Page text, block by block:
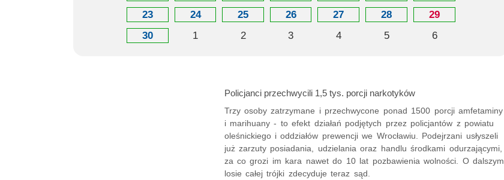
23
24 25 26 27 28
29
30
1 2 3 4 5 6
Policjanci przechwycili 1,5 tys. porcji narkotyków
Trzy osoby zatrzymane i przechwycone ponad 1500 porcji amfetaminy
i marihuany - to efekt działań podjętych przez policjantów z powiatu
oleśnickiego i oddziałów prewencji we Wrocławiu. Podejrzani usłyszeli
już zarzuty posiadania, udzielania oraz handlu środkami odurzającymi,
za co grozi im kara nawet do 10 lat pozbawienia wolności. O dalszym
losie całej trójki zdecyduje teraz sąd.